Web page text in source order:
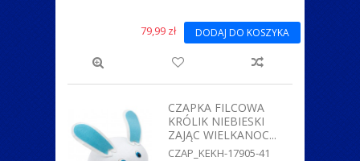
79,99 zł DODAJ DO KOSZYKA
CZAPKA FILCOWA
KRÓLIK NIEBIESKI
ZAJĄC WIELKANOC...
CZAP_KEKH-17905-41